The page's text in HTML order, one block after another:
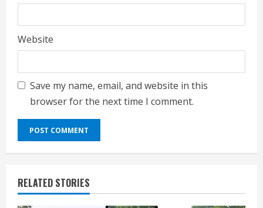
Website
Save my name, email, and website in this
browser for the next time I comment.
RELATED STORIES